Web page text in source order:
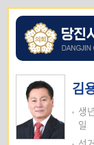
김
생
일